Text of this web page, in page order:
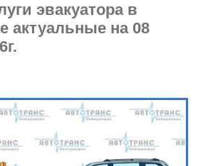
эвакуатора в
актуальные на 08